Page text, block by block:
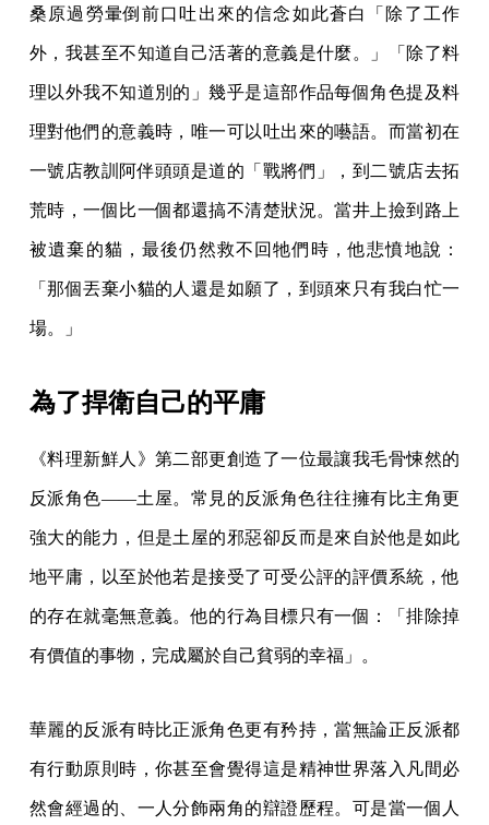
桑原過勞暈倒前口吐出來的信念如此蒼白「除了工作
外，我甚至不知道自己活著的意義是什麼。」「除了料
理以外我不知道別的」幾乎是這部作品每個角色提及料
理對他們的意義時，唯一可以吐出來的囈語。而當初在
一號店教訓阿伴頭頭是道的「戰將們」，到二號店去拓
荒時，一個比一個都還搞不清楚狀況。當井上撿到路上
被遺棄的貓，最後仍然救不回牠們時，他悲憤地說：
「那個丟棄小貓的人還是如願了，到頭來只有我白忙一
場。」
為了捍衛自己的平庸
《料理新鮮人》第二部更創造了一位最讓我毛骨悚然的
反派角色——土屋。常見的反派角色往往擁有比主角更
強大的能力，但是土屋的邪惡卻反而是來自於他是如此
地平庸，以至於他若是接受了可受公評的評價系統，他
的存在就毫無意義。他的行為目標只有一個：「排除掉
有價值的事物，完成屬於自己貧弱的幸福」。
華麗的反派有時比正派角色更有矜持，當無論正反派都
有行動原則時，你甚至會覺得這是精神世界落入凡間必
然會經過的、一人分飾兩角的辯證歷程。可是當一個人